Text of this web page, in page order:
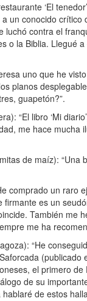
‘El
un conocido
luchó contra el
o la Biblia. Llegué
uno que he
planos
guapetón?”.
“El libro ‘Mi
me hace
de maíz): “Una
comprado un raro
es un
También me
me ha
“He
el primero
de su
de estos